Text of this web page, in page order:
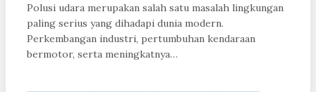
Polusi udara merupakan salah satu masalah lingkungan
paling serius yang dihadapi dunia modern.
Perkembangan industri, pertumbuhan kendaraan
bermotor, serta meningkatnya…